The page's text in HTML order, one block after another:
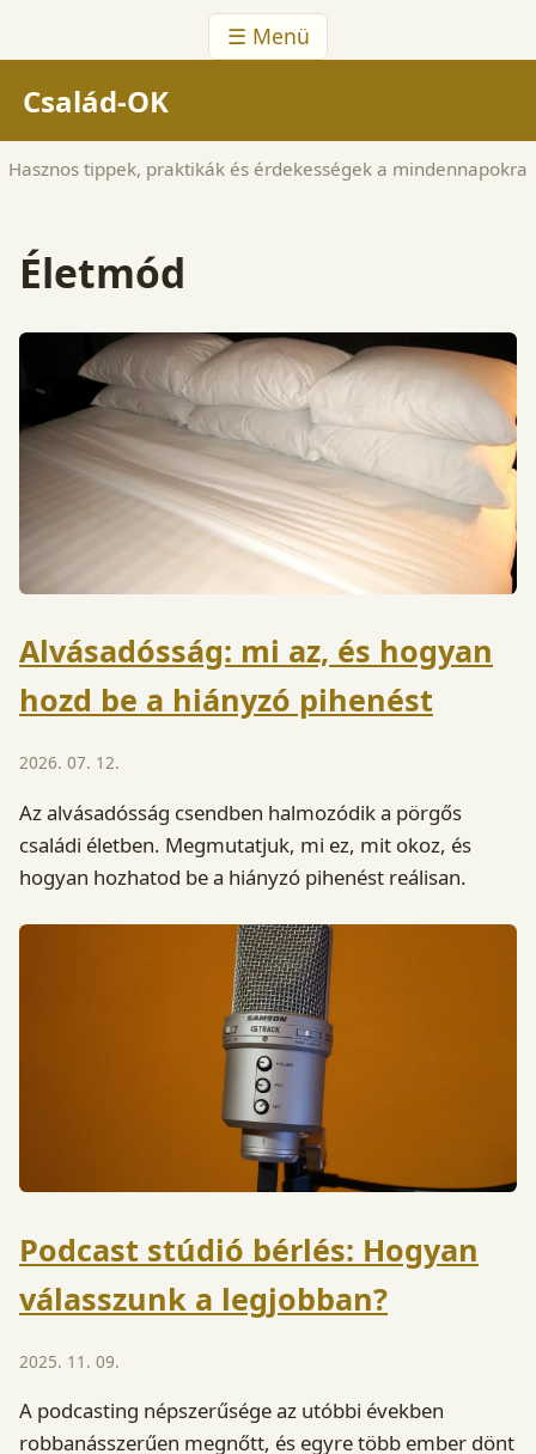
☰ Menü
Család-OK
Hasznos tippek, praktikák és érdekességek a mindennapokra
Életmód
Alvásadósság: mi az, és hogyan
hozd be a hiányzó pihenést
2026. 07. 12.
Az alvásadósság csendben halmozódik a pörgős
családi életben. Megmutatjuk, mi ez, mit okoz, és
hogyan hozhatod be a hiányzó pihenést reálisan.
Podcast stúdió bérlés: Hogyan
válasszunk a legjobban?
2025. 11. 09.
A podcasting népszerűsége az utóbbi években
robbanásszerűen megnőtt, és egyre több ember dönt